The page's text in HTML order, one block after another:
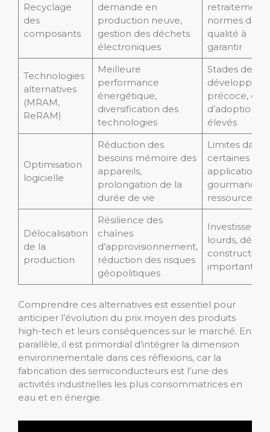
Recyclage
des
composants
demande en
production neuve,
gestion des déchets
électroniques
retraitement,
normes de
qualité à
garantir
Technologies
alternatives
(MRAM,
ReRAM)
Meilleure
performance
énergétique,
diversification des
technologies
Stades de
précoce,
d’adoption
élevés
Optimisation
logicielle
Réduction des
besoins mémoire des
appareils,
prolongation de la
durée de vie
Limites dans
certaines
applications
gourmandes
ressources
Délocalisation
de la
production
Résilience des
chaînes
d’approvisionnement,
réduction des risques
géopolitiques
lourds, délais
construction
importants
Comprendre ces alternatives est essentiel pour
anticiper l’évolution du prix moyen des produits
high-tech et leurs conséquences sur le marché. En
parallèle, il est primordial d’intégrer la dimension
environnementale dans ces réflexions, car la
fabrication des semiconducteurs est l’une des
activités industrielles les plus consommatrices en
eau et en énergie.